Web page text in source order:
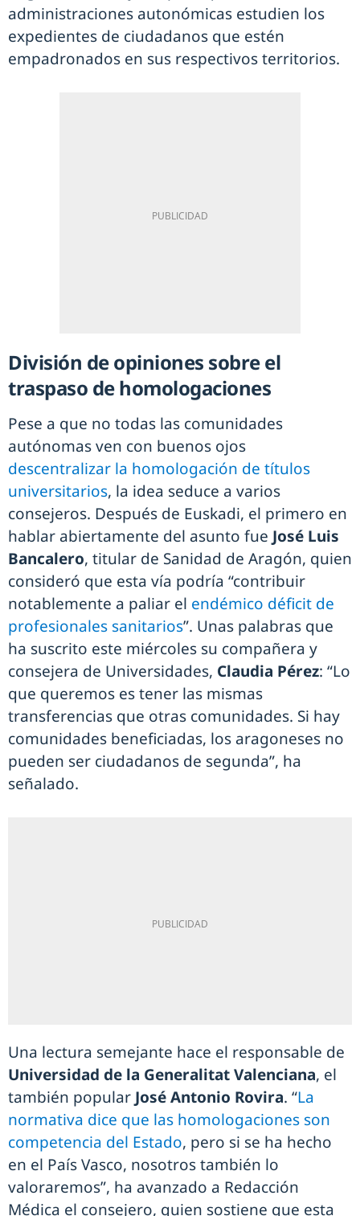
administraciones autonómicas estudien los
expedientes de ciudadanos que estén
empadronados en sus respectivos territorios.
División de opiniones sobre el
traspaso de homologaciones
Pese a que no todas las comunidades
autónomas ven con buenos ojos
descentralizar la homologación de títulos
universitarios, la idea seduce a varios
consejeros. Después de Euskadi, el primero en
hablar abiertamente del asunto fue José Luis
Bancalero, titular de Sanidad de Aragón, quien
consideró que esta vía podría “contribuir
notablemente a paliar el endémico déficit de
profesionales sanitarios”. Unas palabras que
ha suscrito este miércoles su compañera y
consejera de Universidades, Claudia Pérez: “Lo
que queremos es tener las mismas
transferencias que otras comunidades. Si hay
comunidades beneficiadas, los aragoneses no
pueden ser ciudadanos de segunda”, ha
señalado.
Una lectura semejante hace el responsable de
Universidad de la Generalitat Valenciana, el
también popular José Antonio Rovira. “La
normativa dice que las homologaciones son
competencia del Estado, pero si se ha hecho
en el País Vasco, nosotros también lo
valoraremos”, ha avanzado a Redacción
Médica el consejero, quien sostiene que esta